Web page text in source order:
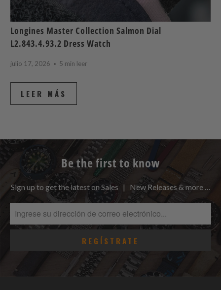
Longines Master Collection Salmon Dial
L2.843.4.93.2 Dress Watch
julio 17, 2026 5 min leer
LEER MÁS
Be the first to know
Sign up to get the latest on Sales | New Releases & more …